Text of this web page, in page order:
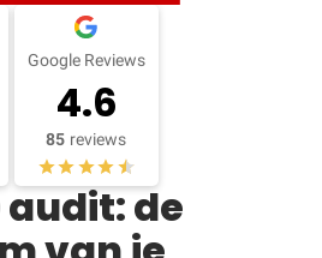
audit: de
Google Reviews
4.6
85 reviews